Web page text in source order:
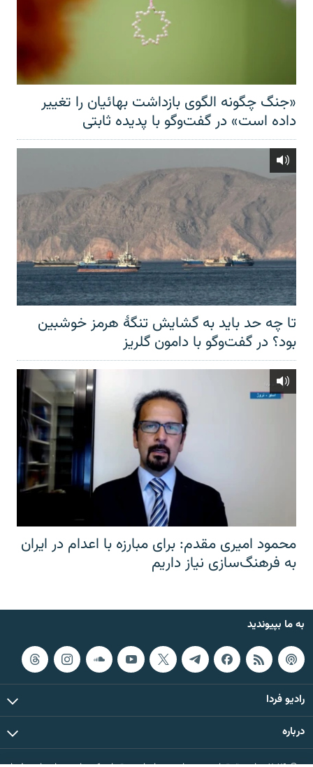
«جنگ چگونه الگوی بازداشت بهائیان را تغییر
داده است» در گفت‌وگو با پدیده ثابتی
تا چه حد باید به گشایش تنگهٔ هرمز خوشبین
بود؟ در گفت‌وگو با دامون گلریز
محمود امیری مقدم: برای مبارزه با اعدام در ایران
به فرهنگ‌سازی نیاز داریم
به ما بپیوندید
رادیو فردا
درباره